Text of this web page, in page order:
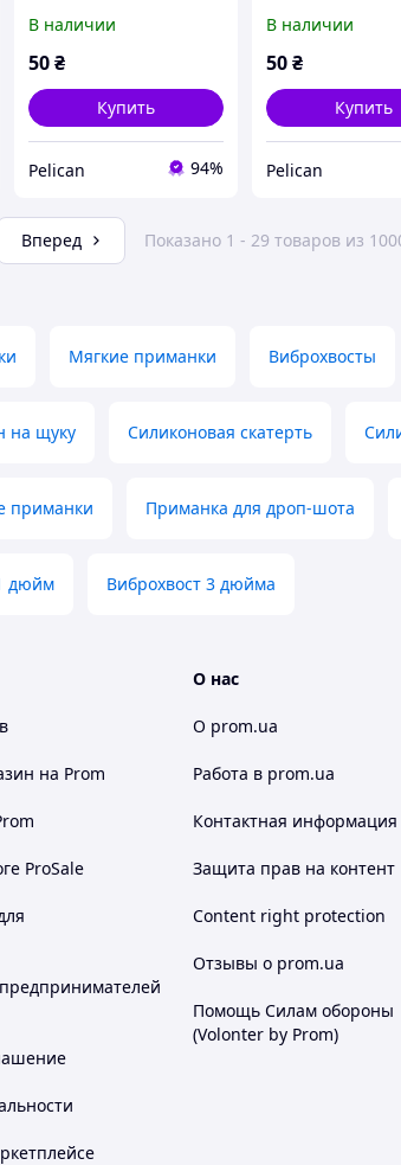
В наличии
50₴
Купить
Pelican 94%
В наличии
50₴
Купить
Pelican
Вперед Показано 1 - 29 товаров из
Мягкие приманки Виброхвосты
на щуку Силиконовая скатерть
приманки Приманка для дроп-шота
дюйм Виброхвост 3 дюйма
на Prom
ProSale
О нас
О prom.ua
Работа в prom.ua
Контактная информация
Защита прав на контент
Content right protection
Отзывы о prom.ua
Помощь Силам обороны
(Volonter by Prom)